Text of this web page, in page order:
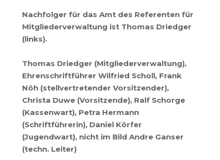
Nachfolger für das Amt des Referenten für
Mitgliederverwaltung ist Thomas Driedger
(links).
Thomas Driedger (Mitgliederverwaltung),
Ehrenschriftführer Wilfried Scholl, Frank
Nöh (stellvertretender Vorsitzender),
Christa Duwe (Vorsitzende), Ralf Schorge
(Kassenwart), Petra Hermann
(Schriftführerin), Daniel Körfer
(Jugendwart), nicht im Bild Andre Ganser
(techn. Leiter)